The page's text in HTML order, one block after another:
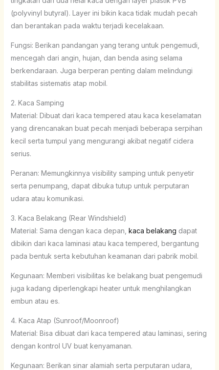
(polyvinyl butyral). Layer ini bikin kaca tidak mudah pecah
dan berantakan pada waktu terjadi kecelakaan.
Fungsi: Berikan pandangan yang terang untuk pengemudi,
mencegah dari angin, hujan, dan benda asing selama
berkendaraan. Juga berperan penting dalam melindungi
stabilitas sistematis atap mobil.
2. Kaca Samping
Material: Dibuat dari kaca tempered atau kaca keselamatan
yang direncanakan buat pecah menjadi beberapa serpihan
kecil serta tumpul yang mengurangi akibat negatif cidera
serius.
Peranan: Memungkinnya visibility samping untuk penyetir
serta penumpang, dapat dibuka tutup untuk perputaran
udara atau komunikasi.
3. Kaca Belakang (Rear Windshield)
Material: Sama dengan kaca depan, kaca belakang dapat
dibikin dari kaca laminasi atau kaca tempered, bergantung
pada bentuk serta kebutuhan keamanan dari pabrik mobil.
Kegunaan: Memberi visibilitas ke belakang buat pengemudi
juga kadang diperlengkapi heater untuk menghilangkan
embun atau es.
4. Kaca Atap (Sunroof/Moonroof)
Material: Bisa dibuat dari kaca tempered atau laminasi, sering
dengan kontrol UV buat kenyamanan.
Kegunaan: Berikan sinar alamiah serta perputaran udara,